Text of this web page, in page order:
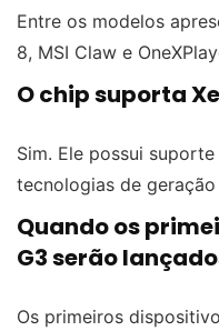
Entre os modelos
8, MSI Claw e
O chip suporta
Sim. Ele possui
tecnologias de
Quando os
G3 serão
Os primeiros